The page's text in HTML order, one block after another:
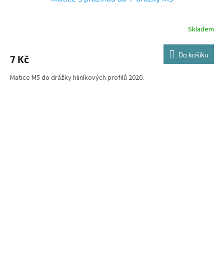
Skladem
7 Kč Do košíku
Matice M5 do drážky hliníkových profilů 2020.